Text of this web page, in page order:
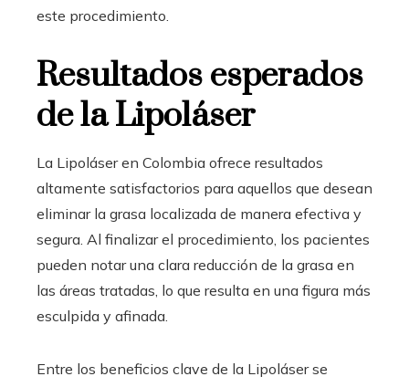
este procedimiento.
Resultados esperados
de la Lipoláser
La Lipoláser en Colombia ofrece resultados
altamente satisfactorios para aquellos que desean
eliminar la grasa localizada de manera efectiva y
segura. Al finalizar el procedimiento, los pacientes
pueden notar una clara reducción de la grasa en
las áreas tratadas, lo que resulta en una figura más
esculpida y afinada.
Entre los beneficios clave de la Lipoláser se